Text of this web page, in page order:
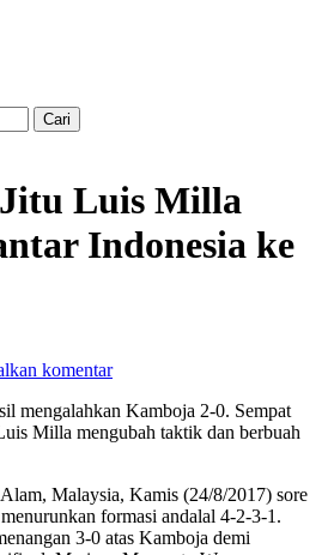
Luis Milla
Indonesia ke
komentar
mengalahkan Kamboja 2-0. Sempat
Milla mengubah taktik dan berbuah
Malaysia, Kamis (24/8/2017) sore
formasi andalal 4-2-3-1.
3-0 atas Kamboja demi